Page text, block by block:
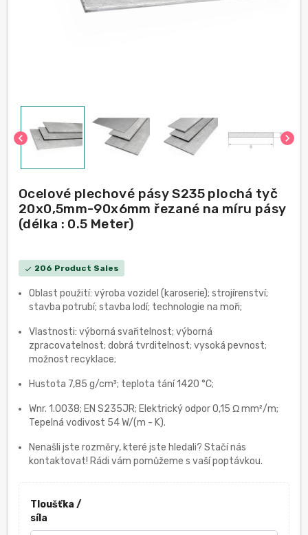
chevron_left chevron_right
Ocelové plechové pásy S235 plochá tyč
20x0,5mm-90x6mm řezané na míru pásy
(délka : 0.5 Meter)
check 206 Product Sales
Oblast použití: výroba vozidel (karoserie); strojírenství;
stavba potrubí; stavba lodí; technologie na moři;
Vlastnosti: výborná svařitelnost; výborná
zpracovatelnost; dobrá tvrditelnost; vysoká pevnost;
možnost recyklace;
Hustota 7,85 g/cm³; teplota tání 1420 °C;
Wnr. 1.0038; EN S235JR; Elektrický odpor 0,15 Ω mm²/m;
Tepelná vodivost 54 W/(m - K).
Nenašli jste rozměry, které jste hledali? Stačí nás
kontaktovat! Rádi vám pomůžeme s vaší poptávkou.
Tloušťka /
síla